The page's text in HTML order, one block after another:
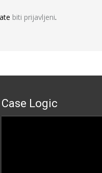
biti prijavljeni.
Case Logic